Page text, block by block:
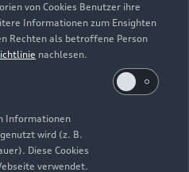
von Cookies Benutzer ihre
Informationen zum Ensighten
Rechten als betroffene Person
nachlesen.
Informationen
wird (z. B.
Diese Cookies
verwendet.
amMontag 07:30
amMontag 07:30